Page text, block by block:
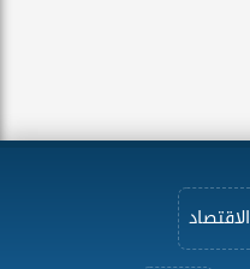
الاقتصاد